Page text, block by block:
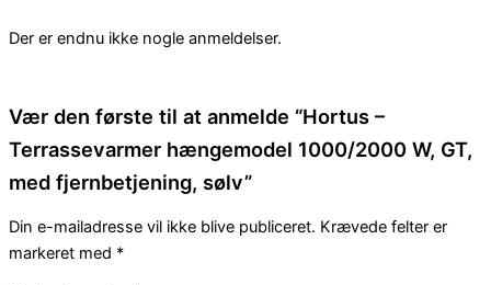
Der er endnu ikke nogle anmeldelser.
Vær den første til at anmelde “Hortus –
Terrassevarmer hængemodel 1000/2000 W, GT,
med fjernbetjening, sølv”
Din e-mailadresse vil ikke blive publiceret. Krævede felter er
markeret med *